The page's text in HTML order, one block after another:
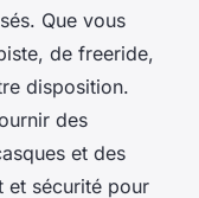
Que vous
de freeride,
disposition.
des
et des
et sécurité pour